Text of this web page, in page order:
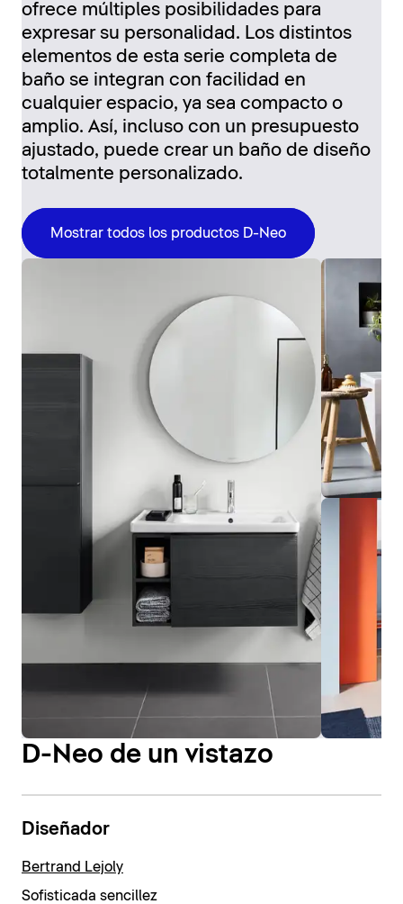
ofrece múltiples posibilidades para
expresar su personalidad. Los distintos
elementos de esta serie completa de
baño se integran con facilidad en
cualquier espacio, ya sea compacto o
amplio. Así, incluso con un presupuesto
ajustado, puede crear un baño de diseño
totalmente personalizado.
Mostrar todos los productos D-Neo
D-Neo de un vistazo
Diseñador
Bertrand Lejoly
Sofisticada sencillez